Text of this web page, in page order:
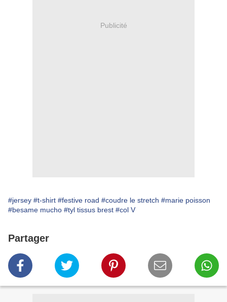
Publicité
#jersey #t-shirt #festive road #coudre le stretch #marie poisson
#besame mucho #tyl tissus brest #col V
Partager